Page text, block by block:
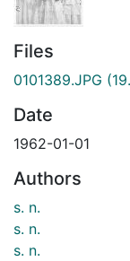
Files
0101389.JPG
Date
1962-01-01
Authors
s. n.
s. n.
s. n.